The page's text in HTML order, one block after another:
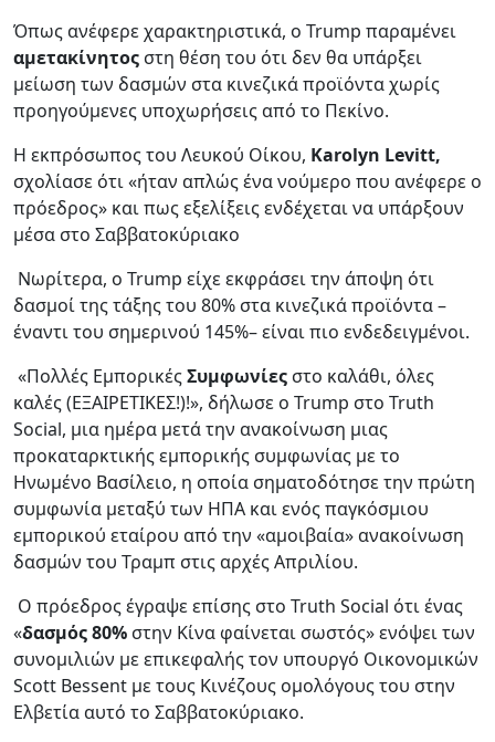
Όπως ανέφερε χαρακτηριστικά, ο Trump παραμένει
αμετακίνητος στη θέση του ότι δεν θα υπάρξει
μείωση των δασμών στα κινεζικά προϊόντα χωρίς
προηγούμενες υποχωρήσεις από το Πεκίνο.
Η εκπρόσωπος του Λευκού Οίκου, Karolyn Levitt,
σχολίασε ότι «ήταν απλώς ένα νούμερο που ανέφερε ο
πρόεδρος» και πως εξελίξεις ενδέχεται να υπάρξουν
μέσα στο Σαββατοκύριακο
Νωρίτερα, ο Trump είχε εκφράσει την άποψη ότι
δασμοί της τάξης του 80% στα κινεζικά προϊόντα –
έναντι του σημερινού 145%– είναι πιο ενδεδειγμένοι.
«Πολλές ΕμπορικέςΣυμφωνίες στο καλάθι, όλες
καλές (ΕΞΑΙΡΕΤΙΚΕΣ!)!», δήλωσε ο Trump στο Truth
Social, μια ημέρα μετά την ανακοίνωση μιας
προκαταρκτικής εμπορικής συμφωνίας με το
Ηνωμένο Βασίλειο, η οποία σηματοδότησε την πρώτη
συμφωνία μεταξύ των ΗΠΑ και ενός παγκόσμιου
εμπορικού εταίρου από την «αμοιβαία» ανακοίνωση
δασμών του Τραμπ στις αρχές Απριλίου.
Ο πρόεδρος έγραψε επίσης στο Truth Social ότι ένας
«δασμός 80% στην Κίνα φαίνεται σωστός» ενόψει των
συνομιλιών με επικεφαλής τον υπουργό Οικονομικών
Scott Bessent με τους Κινέζους ομολόγους του στην
Ελβετία αυτό το Σαββατοκύριακο.